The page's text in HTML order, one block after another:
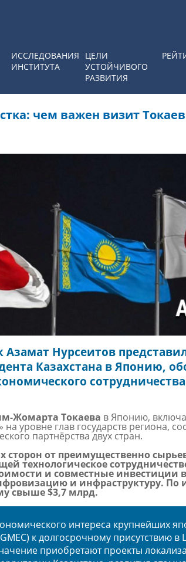
ИССЛЕДОВАНИЯ
ИНСТИТУТА
ЦЕЛИ
УСТОЙЧИВОГО
РАЗВИТИЯ
чем важен визит
Нурсеитов
Казахстана в Японию,
Жомарта Токаева в Японию,
уровне глав государств региона,
партнёрства двух стран.
сторон от преимущественно
технологическое
и совместные инвестиции
и инфраструктуру. По
свыше $3,7 млрд.
интереса крупнейших
к долгосрочному присутствию
приобретают проекты